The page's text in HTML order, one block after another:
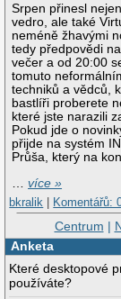
Srpen přinesl
vedro, ale také
neméně žhavými
tedy předpovědi
večer a od 20:00
tomuto
techniků a vědců,
bastlíři proberete
které jste narazili
Pokud jde o
přijde na systém
Průša, který na
…více »
bkralik
Komentářů:
Centrum |
Anketa
Které desktopové
používáte?